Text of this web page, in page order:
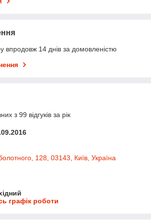
впродовж 14 днів за домовленістю
з 99 відгуків за рік
128, 03143, Київ, Україна
графік роботи